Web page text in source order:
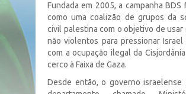
Fundada em 2005, a campanha BDS
como uma coalizão de grupos da
civil palestina com o objetivo de usar
não violentos para pressionar Israel
com a ocupação ilegal da
cerco à Faixa de Gaza.
Desde então, o governo israelense